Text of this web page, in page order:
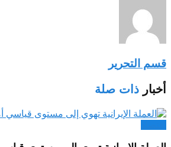
قسم التحرير
أخبار ذات صلة